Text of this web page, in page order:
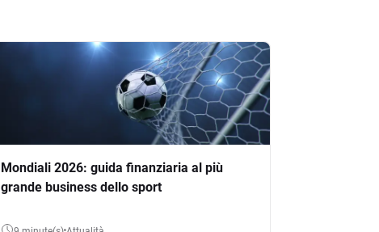
Mondiali 2026: guida finanziaria al più
grande business dello sport